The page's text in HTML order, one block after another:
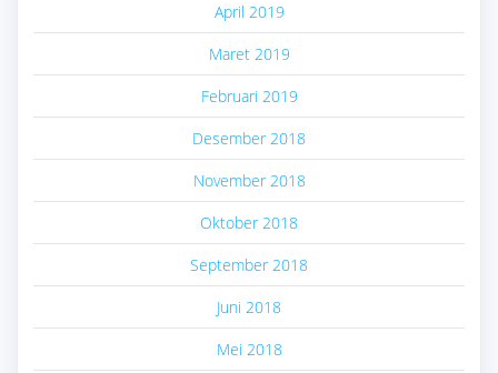
April 2019
Maret 2019
Februari 2019
Desember 2018
November 2018
Oktober 2018
September 2018
Juni 2018
Mei 2018